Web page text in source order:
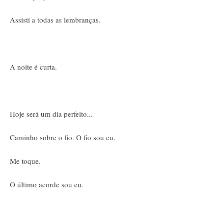
Assisti a todas as lembranças.
A noite é curta.
Hoje será um dia perfeito...
Caminho sobre o fio. O fio sou eu.
Me toque.
O último acorde sou eu.